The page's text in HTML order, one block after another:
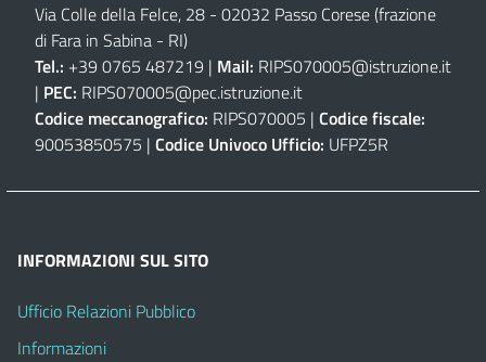
Via Colle della Felce, 28 - 02032 Passo Corese (frazione
di Fara in Sabina - RI)
Tel.: +39 0765 487219 | Mail: RIPS070005@istruzione.it
| PEC: RIPS070005@pec.istruzione.it
Codice meccanografico: RIPS070005 | Codice fiscale:
90053850575 | Codice Univoco Ufficio: UFPZ5R
INFORMAZIONI SUL SITO
Ufficio Relazioni Pubblico
Informazioni